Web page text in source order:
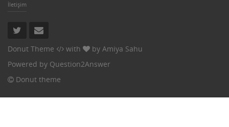
İletişim
Donut Theme with by Amiya Sahu
Powered by Question2Answer
Donut theme